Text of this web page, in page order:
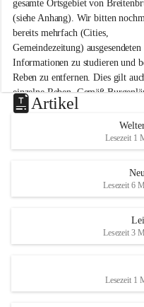
u
n
n
a
m
N
e
u
s
d
S
gesamte Ortsgebiet von
(siehe Anhang). Wir bitten
bereits mehrfach (Cities,
Gemeindezeitung) ausgesendeten
Informationen zu studieren und
Reben zu entfernen. Dies gilt
einzelne Reben. Gemäß
Weinbaugesetz sind nicht
unzulässige Weingärten zu
helfen wir zusammen um
vor den prognostizierten
und den daraus folgenden
Maßnahmen zur
Rebe und der
Artikel
Lesezeit 1
Lesezeit 6
Lesezeit 3
Lesezeit 1